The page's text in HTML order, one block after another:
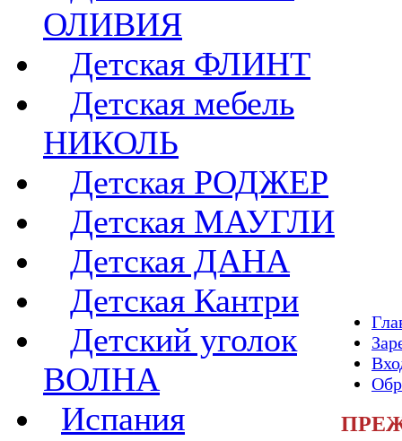
ОЛИВИЯ
Детская ФЛИНТ
Детская мебель
НИКОЛЬ
Детская РОДЖЕР
Детская МАУГЛИ
Детская ДАНА
Детская Кантри
Детский уголок
ВОЛНА
Испания